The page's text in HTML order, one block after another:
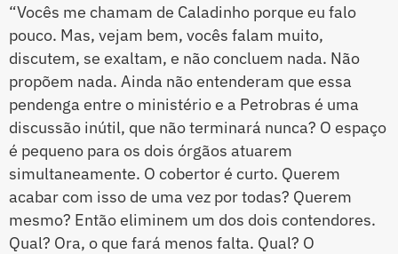
“Vocês me chamam de Caladinho porque eu falo
pouco. Mas, vejam bem, vocês falam muito,
discutem, se exaltam, e não concluem nada. Não
propõem nada. Ainda não entenderam que essa
pendenga entre o ministério e a Petrobras é uma
discussão inútil, que não terminará nunca? O espaço
é pequeno para os dois órgãos atuarem
simultaneamente. O cobertor é curto. Querem
acabar com isso de uma vez por todas? Querem
mesmo? Então eliminem um dos dois contendores.
Qual? Ora, o que fará menos falta. Qual? O